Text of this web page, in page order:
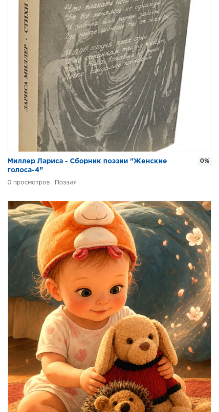
Миллер Лариса - Сборник поэзии "Женские
голоса-4"
0 Поэзия
0%